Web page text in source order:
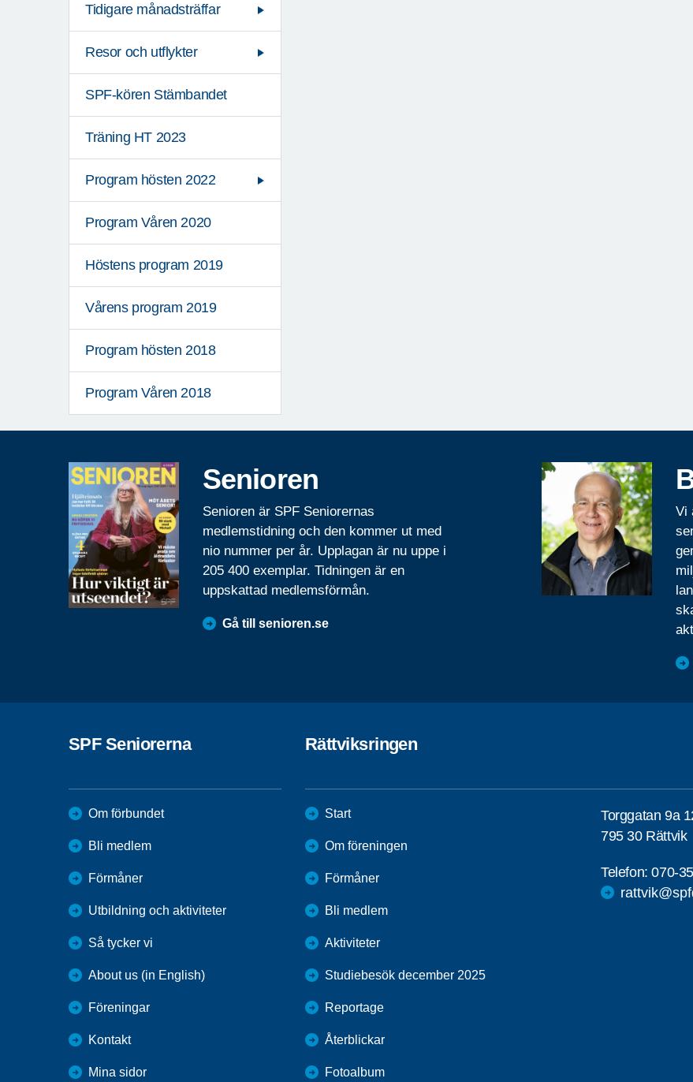
Tidigare månadsträffar
Resor och utflykter
SPF-kören Stämbandet
Träning HT 2023
Program hösten 2022
Program Våren 2020
Höstens program 2019
Vårens program 2019
Program hösten 2018
Program Våren 2018
Senioren
Senioren är SPF Seniorernas
medlemstidning och den kommer ut med
nio nummer per år. Upplagan är nu uppe i
205 400 exemplar. Tidningen är en
uppskattad medlemsförmån.
Gå till senioren.se
Vi
SPF Seniorerna
Om förbundet
Bli medlem
Förmåner
Utbildning och aktiviteter
Så tycker vi
About us (in English)
Föreningar
Kontakt
Mina sidor
Rättviksringen
Start
Om föreningen
Förmåner
Bli medlem
Aktiviteter
Studiebesök december 2025
Reportage
Återblickar
Fotoalbum
Torggatan 9a
795 30 Rättvik
Telefon:070-